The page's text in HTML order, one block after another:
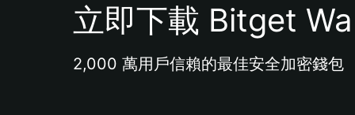
立即下載 Bitget
2,000 萬用戶信賴的最佳安全加密錢包